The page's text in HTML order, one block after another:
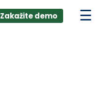
Zakažite demo